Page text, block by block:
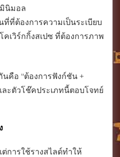
นิมอล
ที่ต้องการความเป็นระเบียบ
เวิร์กกิ้งสเปซ ที่ต้องการภาพ
คือ “ต้องการฟังก์ชัน +
ะตัวโช๊คประเภทนี้ตอบโจทย์
การใช้รางสไลด์ทำให้